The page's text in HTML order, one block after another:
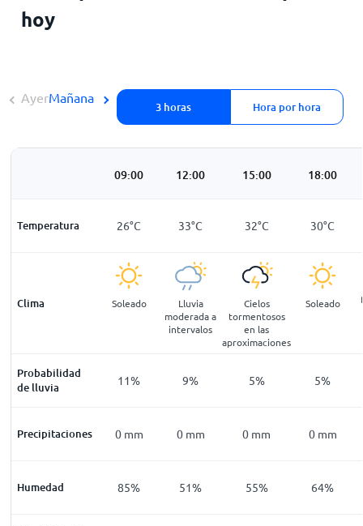
hoy
Ayer
3 horas Hora por hora
Mañana
09:00 12:00 15:00 18:00
Temperatura
C 21°C 26°C 33°C 32°C 30°C
Clima Soleado
Lluvia
moderada a
intervalos
Cielos
tormentosos
en las
aproximaciones
Soleado
Probabilidad
de lluvia14% 11% 9% 5% 5%
Precipitaciones
mm 0mm 0 mm 0 mm 0 mm 0 mm
Humedad
92 85% 51% 55% 64%